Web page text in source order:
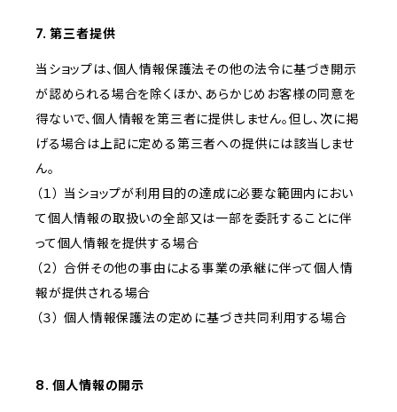
7. 第三者提供
当ショップは、個人情報保護法その他の法令に基づき開示
が認められる場合を除くほか、あらかじめお客様の同意を
得ないで、個人情報を第三者に提供しません。但し、次に掲
げる場合は上記に定める第三者への提供には該当しませ
ん。
（１） 当ショップが利用目的の達成に必要な範囲内におい
て個人情報の取扱いの全部又は一部を委託することに伴
って個人情報を提供する場合
（２） 合併その他の事由による事業の承継に伴って個人情
報が提供される場合
（３） 個人情報保護法の定めに基づき共同利用する場合
8. 個人情報の開示